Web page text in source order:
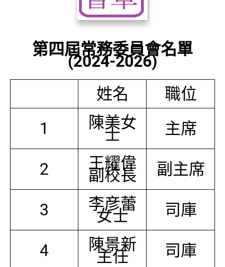
第四屆常務委員會名單
(2024-2026)
姓名
職位
1
陳美女
士 主席
2 王耀偉
副校長 副主席
3 李彦蕾
女士 司庫
4 陳景新
主任 司庫